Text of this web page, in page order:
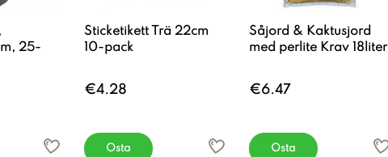
25-
Sticketikett Trä 22cm
10-pack
€4.28
Osta
Såjord & Kaktusjord
med perlite Krav 18liter
€6.47
Osta